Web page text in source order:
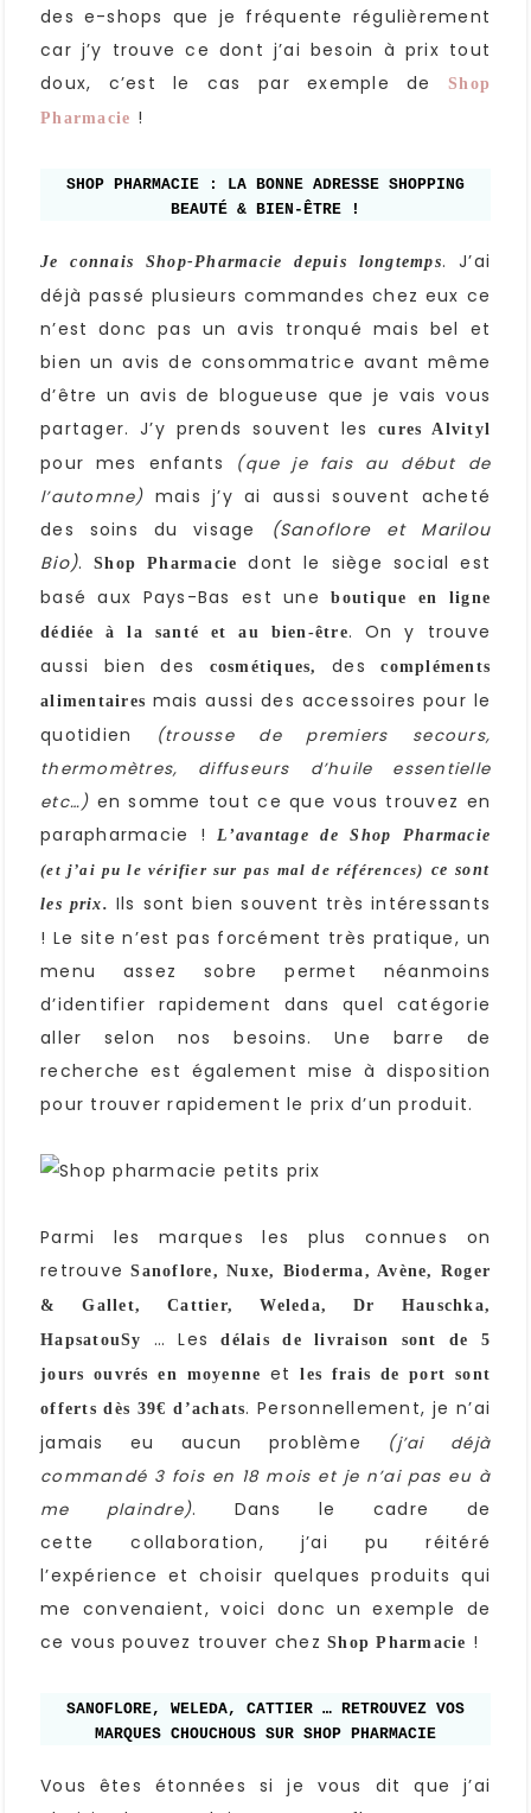
des e-shops que je fréquente régulièrement
car j’y trouve ce dont j’ai besoin à prix tout
doux, c’est le cas par exemple de
Shop
Pharmacie !
SHOP PHARMACIE : LA BONNE ADRESSE SHOPPING
BEAUTÉ & BIEN-ÊTRE !
Je connais Shop-Pharmacie depuis longtemps. J’ai
déjà passé plusieurs commandes chez eux ce
n’est donc pas un avis tronqué mais bel et
bien un avis de consommatrice avant même
d’être un avis de blogueuse que je vais vous
partager. J’y prends souvent lescures Alvityl
pour mes enfants
(que je fais au début de
l’automne) mais j’y ai aussi souvent acheté
des soins du visage
(Sanoflore et Marilou
Bio).Shop Pharmacie
dont le siège social est
basé aux Pays-Bas est uneboutique en ligne
dédiée à la santé et au bien-être. On y trouve
aussi bien des
cosmétiques, des
compléments
alimentaires mais aussi des accessoires pour le
quotidien
(trousse de premiers secours,
thermomètres, diffuseurs d’huile essentielle
etc…) en somme tout ce que vous trouvez en
parapharmacie !L’avantage de Shop Pharmacie
(et j’ai pu le vérifier sur pas mal de références) ce sont
les prix. Ils sont bien souvent très intéressants
! Le site n’est pas forcément très pratique, un
menu assez sobre permet néanmoins
d’identifier rapidement dans quel catégorie
aller selon nos besoins. Une barre de
recherche est également mise à disposition
pour trouver rapidement le prix d’un produit.
Parmi les marques les plus connues on
retrouveSanoflore, Nuxe, Bioderma, Avène, Roger
& Gallet, Cattier, Weleda, Dr Hauschka,
HapsatouSy
… Lesdélais de livraison sont de 5
jours ouvrés en moyenne etles frais de port sont
offerts dès 39€ d’achats. Personnellement, je n’ai
jamais eu aucun problème
(j’ai déjà
commandé 3 fois en 18 mois et je n’ai pas eu à
me plaindre). Dans le cadre de
cette collaboration, j’ai pu réitéré
l’expérience et choisir quelques produits qui
me convenaient, voici donc un exemple de
ce vous pouvez trouver chez Shop Pharmacie !
SANOFLORE, WELEDA, CATTIER … RETROUVEZ VOS
MARQUES CHOUCHOUS SUR SHOP PHARMACIE
Vous êtes étonnées si je vous dit que j’ai